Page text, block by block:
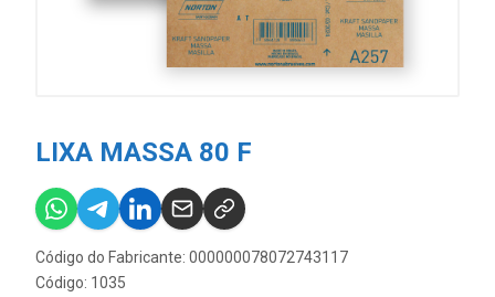
LIXA MASSA 80 F
Código do Fabricante: 000000078072743117
Código: 1035